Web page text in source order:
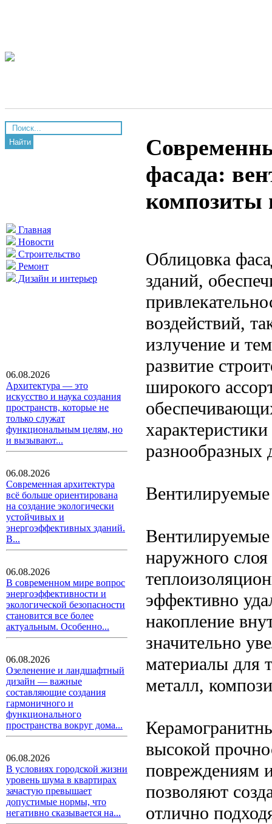
Найти
Главная
Новости
Строительство
Ремонт
Дизайн и интерьер
06.08.2026
Архитектура — это
искусство и наука создания
пространств, которые не
только служат
функциональным целям, но
и вызывают...
06.08.2026
Современная архитектура
всё больше ориентирована
на создание экологически
устойчивых и
энергоэффективных зданий.
В...
06.08.2026
В современном мире вопрос
энергоэффективности и
экологической безопасности
становится все более
актуальным. Особенно...
06.08.2026
Озеленение и ландшафтный
дизайн — важные
составляющие создания
гармоничного и
функционального
пространства вокруг дома...
06.08.2026
В условиях городской жизни
уровень шума в квартирах
зачастую превышает
допустимые нормы, что
негативно сказывается на...
фасада:
композиты
Облицовка
зданий,
воздействий,
излучение и
развитие
широкого
разнообразных
наружного
эффективно
накопление
значительно
материалы для
металл,
высокой
повреждениям
позволяют
отлично